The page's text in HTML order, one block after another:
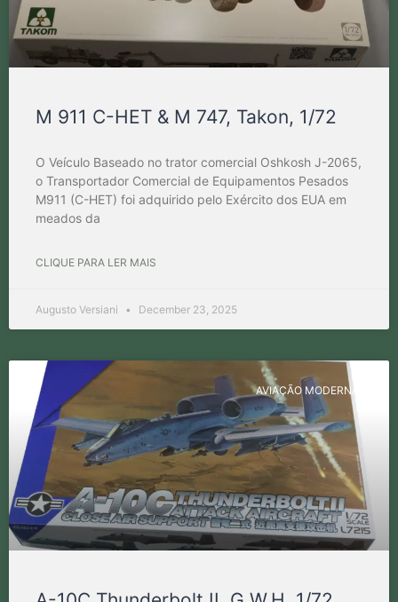
M 911 C-HET & M 747, Takon, 1/72
O Veículo Baseado no trator comercial Oshkosh J-2065,
o Transportador Comercial de Equipamentos Pesados ​​
M911 (C-HET) foi adquirido pelo Exército dos EUA em
meados da
CLIQUE PARA LER MAIS
Augusto Versiani December 23, 2025
AVIAÇÃO MODERNA